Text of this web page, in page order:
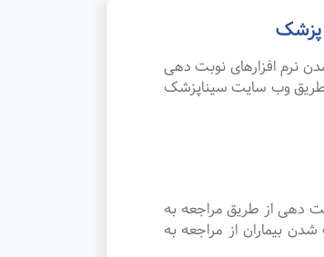
پزشک
نرم افزارهای نوبت دهی
طریق وب سایت سیناپزشک
دهی از طریق مراجعه به
بیماران از مراجعه به